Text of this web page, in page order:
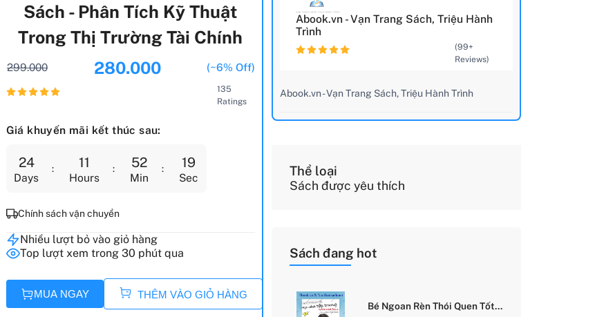
Sách - Phân Tích Kỹ Thuật
Trong Thị Trường Tài Chính
299.000 280.000 (~6% Off)
135
Ratings
Giá khuyến mãi kết thúc sau:
24
Days
11
Hours
52
Min
18
Sec
Chính sách vận chuyển
Nhiều lượt bỏ vào giỏ hàng
Top lượt xem trong 30 phút qua
MUA NGAY THÊM VÀO GIỎ HÀNG
Abook.vn - Vạn Trang Sách, Triệu Hành
Trình
(99+
Reviews)
Abook.vn - Vạn Trang Sách, Triệu Hành Trình
Thể loại
Sách được yêu thích
Sách đang hot
Bé Ngoan Rèn Thói Quen Tốt -